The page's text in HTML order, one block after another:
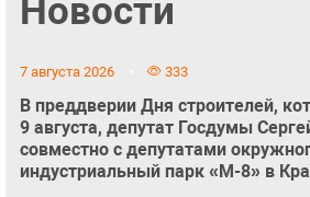
Новости
7 августа 2026 333
В преддверии Дня строителей,
9 августа, депутат Госдумы
совместно с депутатами
индустриальный парк «М-8» в